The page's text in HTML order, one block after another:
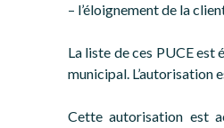
– l’éloignement de la
La liste de ces PUCE est
municipal. L’autorisation
Cette autorisation est